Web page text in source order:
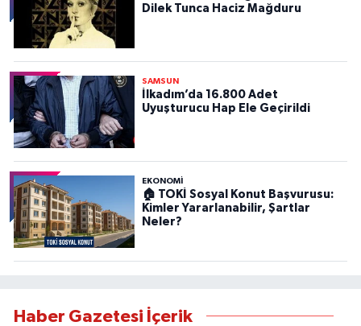
Dilek Tunca Haciz Mağduru
SAMSUN
İlkadım’da 16.800 Adet
Uyuşturucu Hap Ele Geçirildi
EKONOMİ
🏠 TOKİ Sosyal Konut Başvurusu:
Kimler Yararlanabilir, Şartlar
Neler?
Haber Gazetesi İçerik